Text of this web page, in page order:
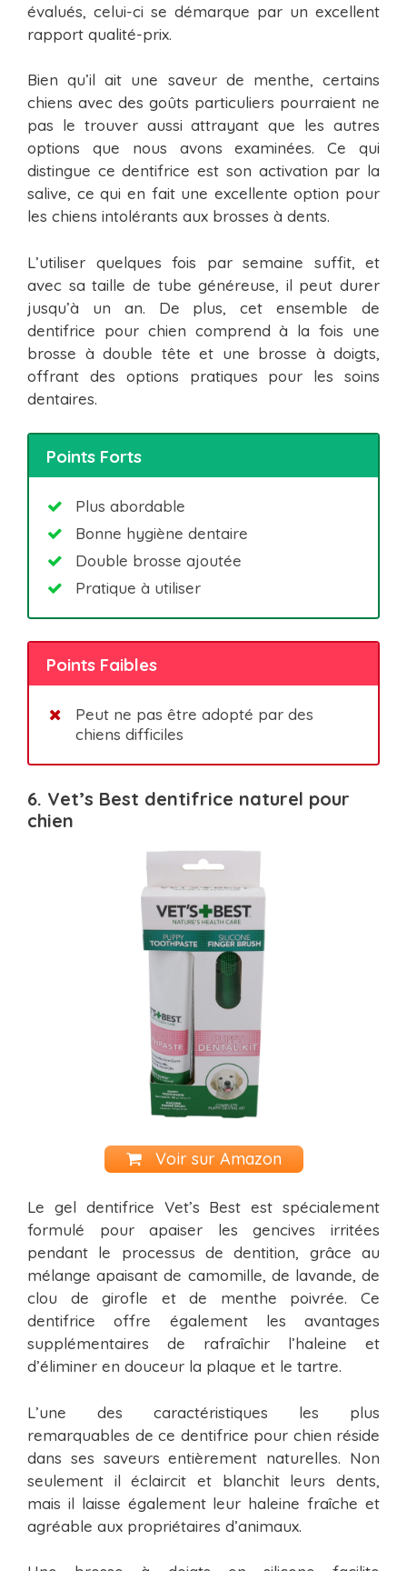
évalués, celui-ci se démarque par un excellent
rapport qualité-prix.
Bien qu’il ait une saveur de menthe, certains
chiens avec des goûts particuliers pourraient ne
pas le trouver aussi attrayant que les autres
options que nous avons examinées. Ce qui
distingue ce dentifrice est son activation par la
salive, ce qui en fait une excellente option pour
les chiens intolérants aux brosses à dents.
L’utiliser quelques fois par semaine suffit, et
avec sa taille de tube généreuse, il peut durer
jusqu’à un an. De plus, cet ensemble de
dentifrice pour chien comprend à la fois une
brosse à double tête et une brosse à doigts,
offrant des options pratiques pour les soins
dentaires.
Points Forts
Plus abordable
Bonne hygiène dentaire
Double brosse ajoutée
Pratique à utiliser
Points Faibles
Peut ne pas être adopté par des
chiens difficiles
6. Vet’s Best dentifrice naturel pour
chien
Voir sur Amazon
Le gel dentifrice Vet’s Best est spécialement
formulé pour apaiser les gencives irritées
pendant le processus de dentition, grâce au
mélange apaisant de camomille, de lavande, de
clou de girofle et de menthe poivrée. Ce
dentifrice offre également les avantages
supplémentaires de rafraîchir l’haleine et
d’éliminer en douceur la plaque et le tartre.
L’une des caractéristiques les plus
remarquables de ce dentifrice pour chien réside
dans ses saveurs entièrement naturelles. Non
seulement il éclaircit et blanchit leurs dents,
mais il laisse également leur haleine fraîche et
agréable aux propriétaires d’animaux.